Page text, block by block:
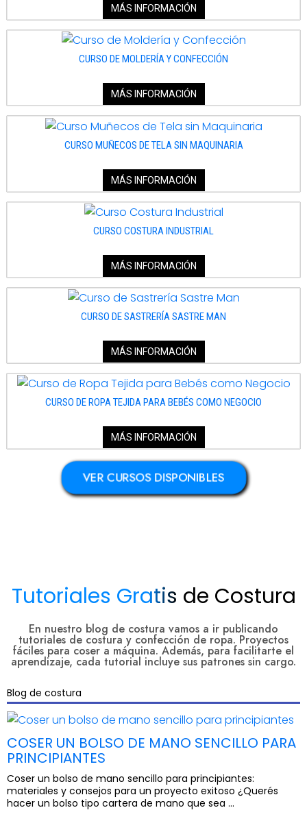
MÁS INFORMACIÓN
CURSO DE MOLDERÍA Y CONFECCIÓN
MÁS INFORMACIÓN
CURSO MUÑECOS DE TELA SIN MAQUINARIA
MÁS INFORMACIÓN
CURSO COSTURA INDUSTRIAL
MÁS INFORMACIÓN
CURSO DE SASTRERÍA SASTRE MAN
MÁS INFORMACIÓN
CURSO DE ROPA TEJIDA PARA BEBÉS COMO NEGOCIO
MÁS INFORMACIÓN
VER CURSOS DISPONIBLES
Tutoriales Gratis de Costura
En nuestro blog de costura vamos a ir publicando
tutoriales de costura y confección de ropa. Proyectos
fáciles para coser a máquina. Además, para facilitarte el
aprendizaje, cada tutorial incluye sus patrones sin cargo.
Blog de costura
COSER UN BOLSO DE MANO SENCILLO PARA
PRINCIPIANTES
Coser un bolso de mano sencillo para principiantes:
materiales y consejos para un proyecto exitoso ¿Querés
hacer un bolso tipo cartera de mano que sea ...